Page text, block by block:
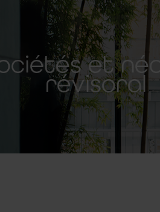
et
révisoral